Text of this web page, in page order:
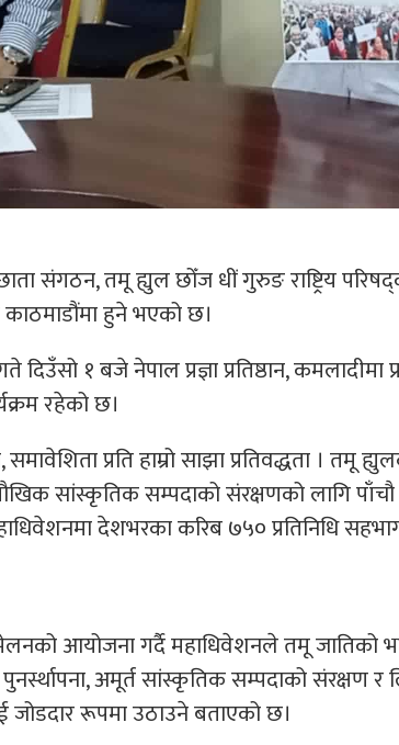
संगठन, तमू ह्युल छोँज धीं गुरुङ राष्ट्रिय परिषद्को
हुने भएको छ।
१ बजे नेपाल प्रज्ञा प्रतिष्ठान, कमलादीमा
रहेको छ।
प्रति हाम्रो साझा प्रतिवद्धता । तमू
सांस्कृतिक सम्पदाको संरक्षणको लागि पाँचौ
देशभरका करिब ७५० प्रतिनिधि
आयोजना गर्दै महाधिवेशनले तमू जातिको
अमूर्त सांस्कृतिक सम्पदाको संरक्षण र
जोडदार रूपमा उठाउने बताएको छ।